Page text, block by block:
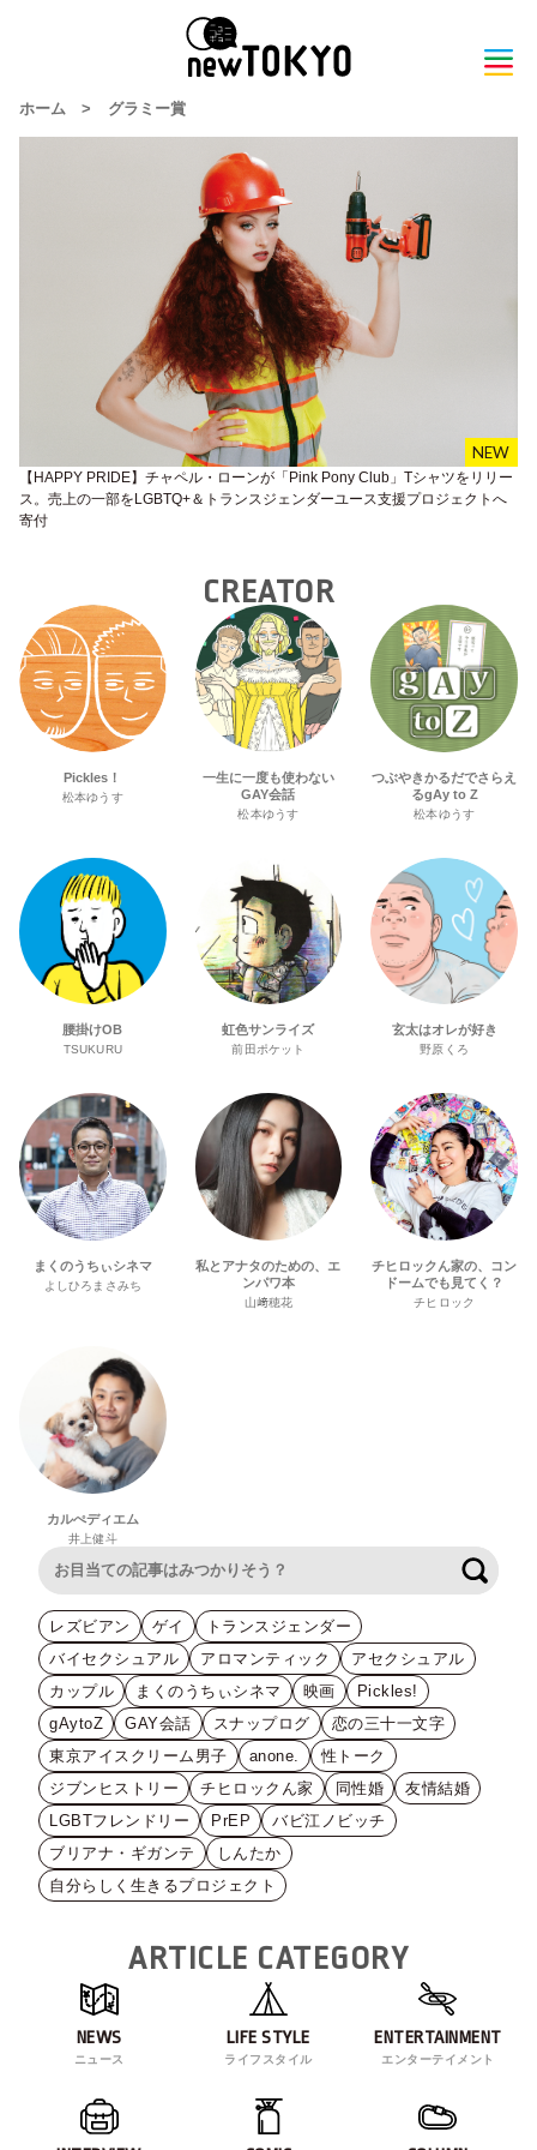
ホーム > グラミー賞
【HAPPY PRIDE】チャペル・ローンが「Pink Pony Club」Tシャツをリリー
ス。売上の一部をLGBTQ+＆トランスジェンダーユース支援プロジェクトへ
寄付
CREATOR
Pickles！
松本ゆうす
一生に一度も使わない
GAY会話
松本ゆうす
つぶやきかるだでさらえ
るgAy to Z
松本ゆうす
腰掛けOB
TSUKURU
虹色サンライズ
前田ポケット
玄太はオレが好き
野原くろ
まくのうちぃシネマ
よしひろまさみち
私とアナタのための、エ
ンパワ本
山﨑穂花
チヒロックん家の、コン
ドームでも見てく？
チヒロック
カルぺディエム
井上健斗
レズビアン ゲイ
トランスジェンダー
バイセクシュアル
アロマンティック
アセクシュアル
カップル
まくのうちぃシネマ 映画
Pickles!
gAytoZ
GAY会話 スナップログ
恋の三十一文字
東京アイスクリーム男子
anone.
性トーク
ジブンヒストリー
チヒロックん家 同性婚
友情結婚
LGBTフレンドリー
PrEP
バビ江ノビッチ
ブリアナ・ギガンテ
しんたか
自分らしく生きるプロジェクト
ARTICLE CATEGORY
NEWS
ニュース
LIFE STYLE
ライフスタイル
ENTERTAINMENT
エンターテイメント